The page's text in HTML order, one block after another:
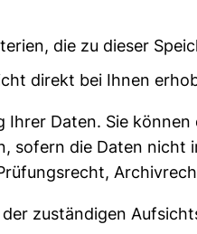
die zu dieser
direkt bei Ihnen
Ihrer Daten. Sie
sofern die Daten nicht
zuständigen